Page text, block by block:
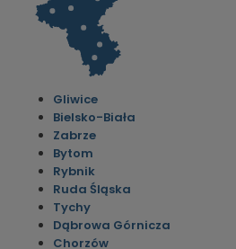
Gliwice
Bielsko-Biała
Zabrze
Bytom
Rybnik
Ruda Śląska
Tychy
Dąbrowa Górnicza
Chorzów